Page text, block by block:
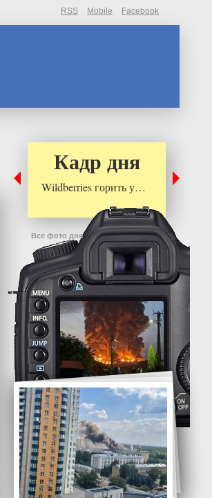
RSS Mobile Facebook
Кадр дня
Wildberries горить у…
Все фото дня